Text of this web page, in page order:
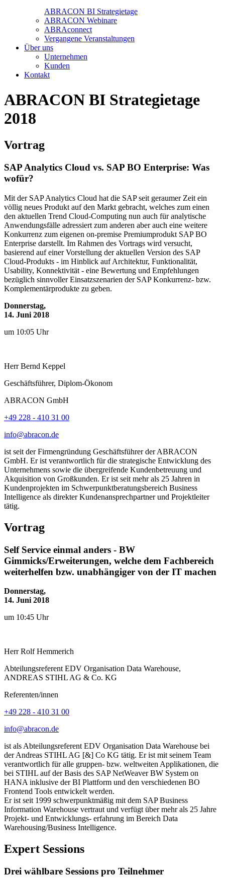
ABRACON BI Strategietage
ABRACON Webinare
ABRAconnect
Vergangene Veranstaltungen
Über uns
Unternehmen
Kunden
Kontakt
ABRACON BI Strategietage
2018
Vortrag
SAP Analytics Cloud vs. SAP BO Enterprise: Was
wofür?
Mit der SAP Analytics Cloud hat die SAP seit geraumer Zeit ein
völlig neues Produkt auf den Markt gebracht, welches zum einen
den aktuellen Trend Cloud-Computing nun auch für analytische
Anwendungsfälle adressiert zum anderen aber auch eine weitere
Konkurrenz zum eigenen on-premise Premiumprodukt SAP BO
Enterprise darstellt. Im Rahmen des Vortrags wird versucht,
basierend auf einer Vorstellung der aktuellen Version des SAP
Cloud-Produkts - im Hinblick auf Architektur, Funktionalität,
Usability, Konnektivität - eine Bewertung und Empfehlungen
bezüglich sinnvoller Einsatzszenarien der SAP Konkurrenz- bzw.
Komplementärprodukte zu geben.
Donnerstag,
14. Juni 2018
um 10:05 Uhr
HerrBernd Keppel
Geschäftsführer, Diplom-Ökonom
ABRACON GmbH
+49 228 - 410 31 00
info@abracon.de
ist seit der Firmengründung Geschäftsführer der ABRACON
GmbH. Er ist verantwortlich für die strategische Entwicklung des
Unternehmens sowie die übergreifende Kundenbetreuung und
Akquisition von Großkunden. Er ist seit mehr als 25 Jahren in
Kundenprojekten im Schwerpunktberatungsbereich Business
Intelligence als direkter Kundenansprechpartner und Projektleiter
tätig.
Vortrag
Self Service einmal anders - BW
Gimmicks/Erweiterungen, welche dem Fachbereich
weiterhelfen bzw. unabhängiger von der IT machen
Donnerstag,
14. Juni 2018
um 10:45 Uhr
HerrRolfHemmerich
Abteilungsreferent EDV Organisation Data Warehouse,
ANDREAS STIHL AG & Co. KG
Referenten/innen
+49 228 - 410 31 00
info@abracon.de
ist als Abteilungsreferent EDV Organisation Data Warehouse bei
der Andreas STIHL AG [&] Co KG tätig. Er ist mit seinem Team
verantwortlich für alle gruppen- bzw. weltweiten Applikationen, die
bei STIHL auf der Basis des SAP NetWeaver BW System on
HANA inklusive der BI Plattform und den verschiedenen BO
Frontend Tools entwickelt werden.
Er ist seit 1999 schwerpunktmäßig mit dem SAP Business
Information Warehouse vertraut und verfügt über mehr als 25 Jahre
Projekt- und Entwicklungs- erfahrung im Bereich Data
Warehousing/Business Intelligence.
Expert Sessions
Drei wählbare Sessions pro Teilnehmer